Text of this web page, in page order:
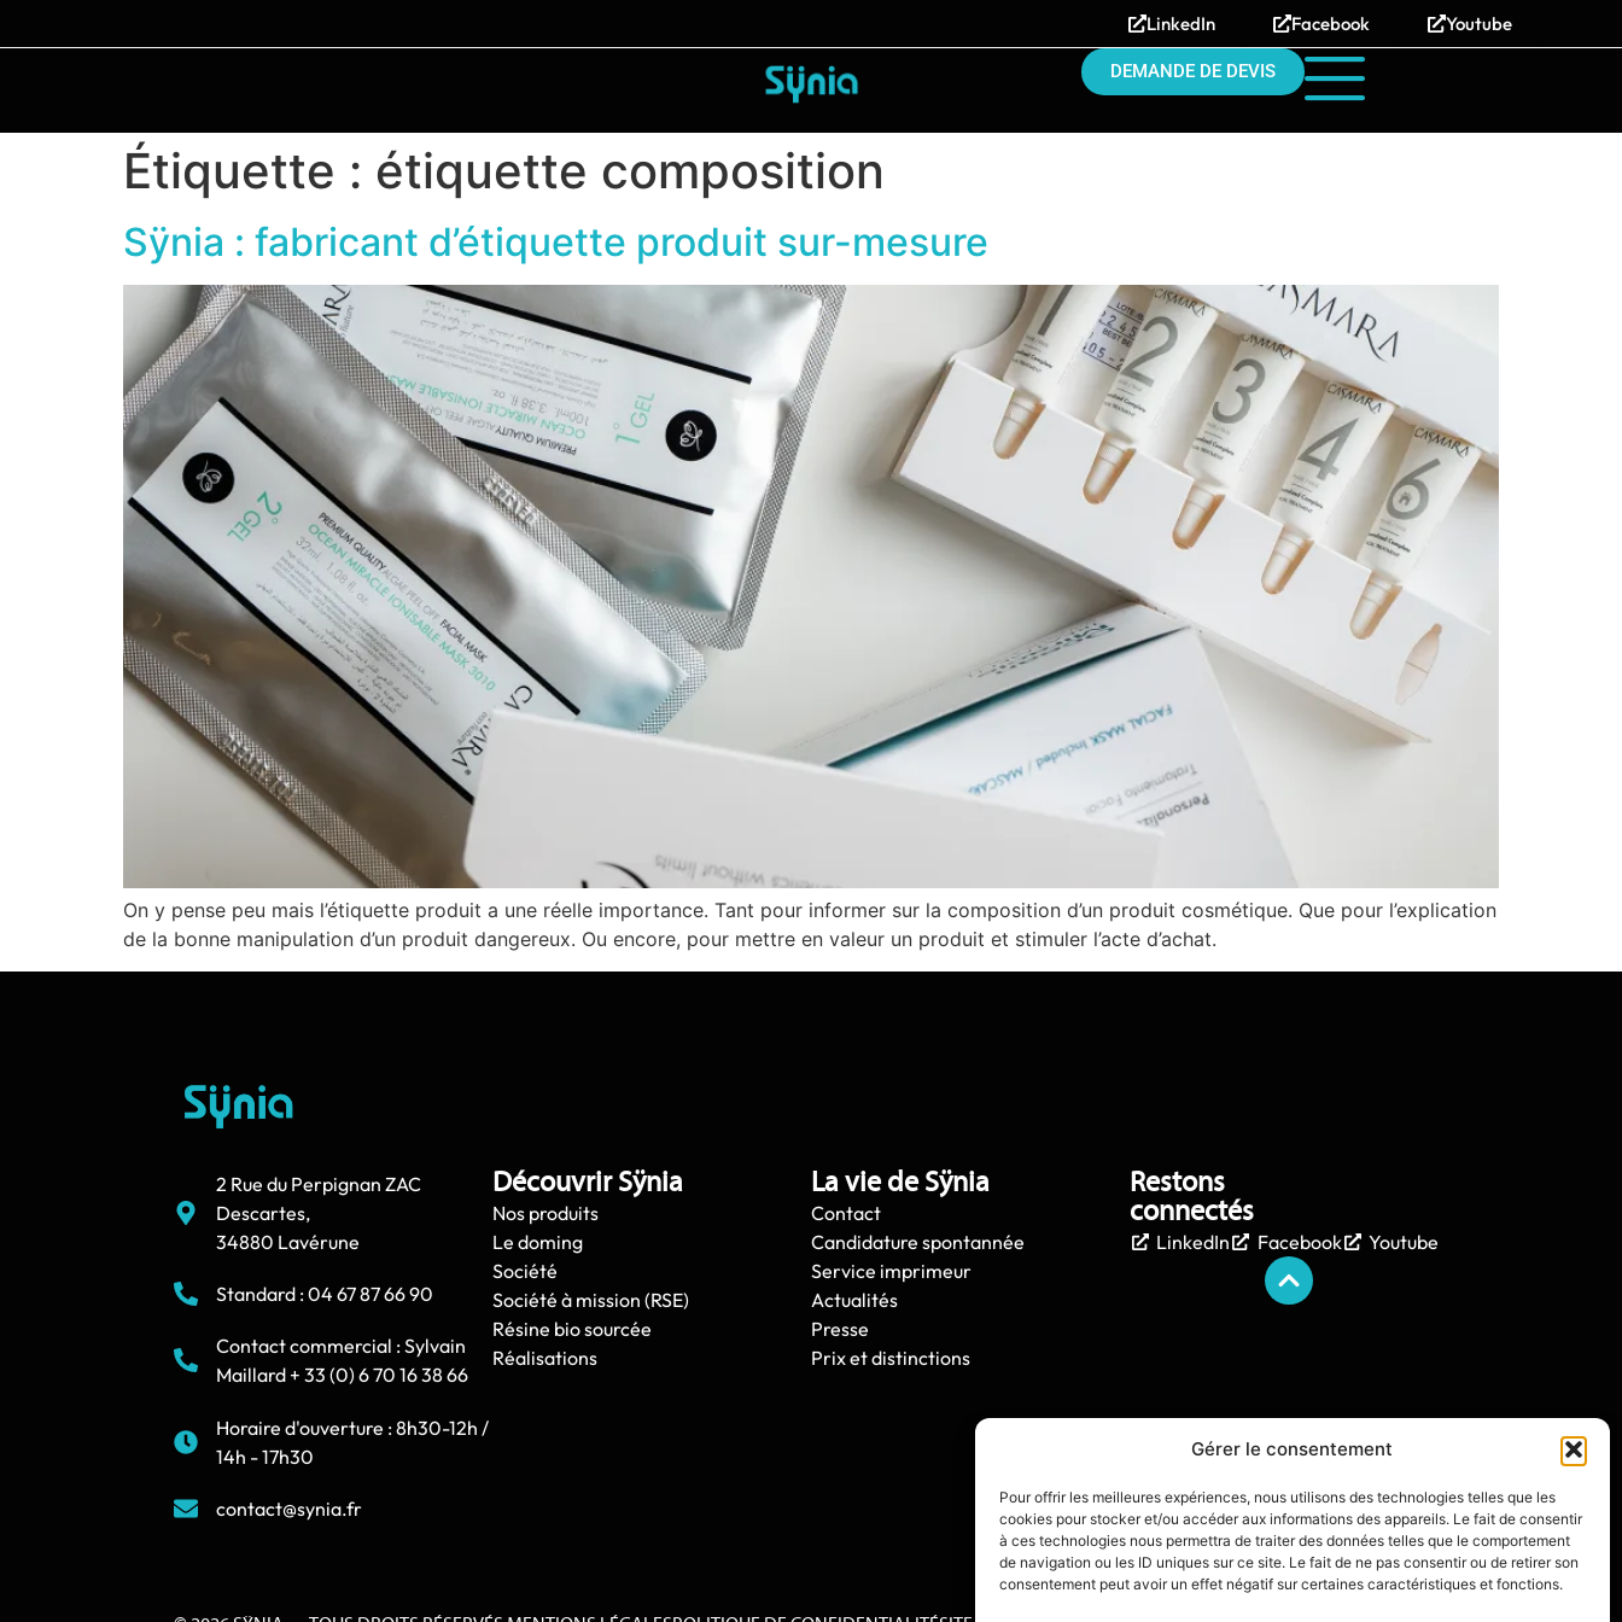
Gérer le consentement
Pour offrir les meilleures expériences, nous utilisons des technologies telles que les
cookies pour stocker et/ou accéder aux informations des appareils. Le fait de consentir
à ces technologies nous permettra de traiter des données telles que le comportement
de navigation ou les ID uniques sur ce site. Le fait de ne pas consentir ou de retirer son
consentement peut avoir un effet négatif sur certaines caractéristiques et fonctions.
Youtube
Facebook
LinkedIn
DEMANDE DE DEVIS
Étiquette : étiquette composition
Sÿnia : fabricant d’étiquette produit sur-mesure
On y pense peu mais l’étiquette produit a une réelle importance. Tant pour informer sur la composition d’un produit cosmétique. Que pour l’explication
de la bonne manipulation d’un produit dangereux. Ou encore, pour mettre en valeur un produit et stimuler l’acte d’achat.
2 Rue du Perpignan ZAC
Descartes,
34880 Lavérune
Standard : 04 67 87 66 90
Contact commercial : Sylvain
Maillard + 33 (0) 6 70 16 38 66
Horaire d'ouverture : 8h30-12h /
14h - 17h30
contact@synia.fr
Découvrir Sÿnia
Nos produits
Le doming
Société
Société à mission (RSE)
Résine bio sourcée
Réalisations
La vie de Sÿnia
Contact
Candidature spontannée
Service imprimeur
Actualités
Presse
Prix et distinctions
Restons
connectés
LinkedIn Facebook Youtube